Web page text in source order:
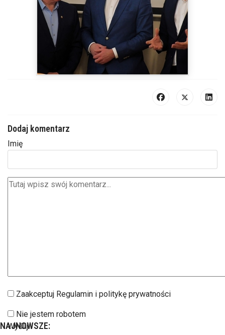
Dodaj komentarz
Imię
Zaakceptuj Regulamin i politykę prywatności
Nie jestem robotem
Wyślij
NAJNOWSZE: